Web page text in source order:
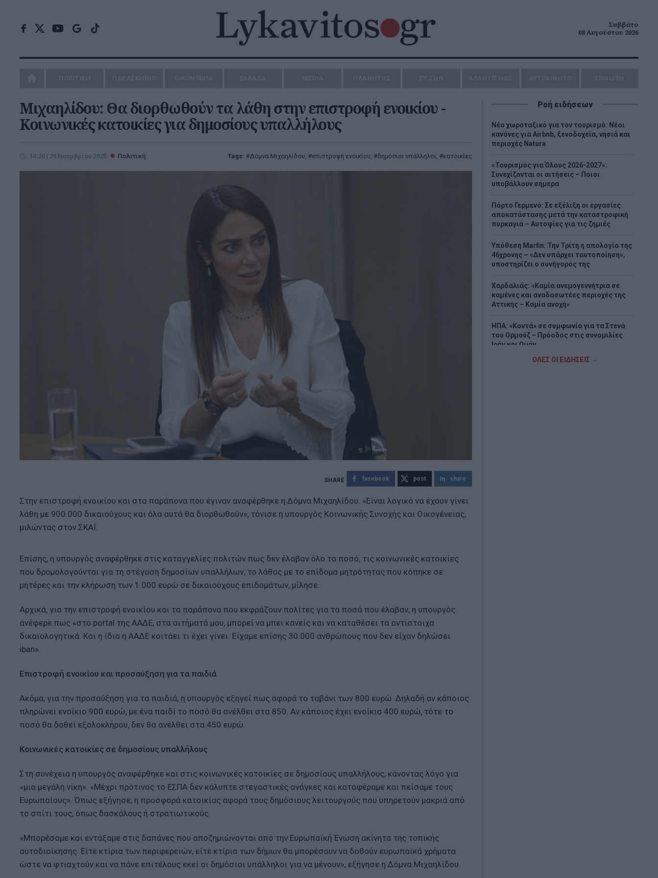
Σαββάτο
08 Αυγούστου 2026
Μιχαηλίδου: Θα διορθωθούν τα λάθη στην επιστροφή ενοικίου -
Κοινωνικές κατοικίες για δημοσίους υπαλλήλους
14:20 | 29 Νοεμβρίου 2025 Πολιτική Tags: Δόμνα Μιχαηλίδου, επιστροφή ενοικίου, δημόσιοι υπάλληλοι, κατοικίες
facebook post share
Στην επιστροφή ενοικίου και στα παράπονα που έγιναν αναφέρθηκε η Δόμνα Μιχαηλίδου. «Είναι λογικό να έχουν γίνει
λάθη με 900.000 δικαιούχους και όλα αυτά θα διορθωθούν», τόνισε η υπουργός Κοινωνικής Συνοχής και Οικογένειας,
μιλώντας στον ΣΚΑΪ.
Επίσης, η υπουργός αναφέρθηκε στις καταγγελίες πολιτών πως δεν έλαβαν όλο το ποσό, τις κοινωνικές κατοικίες
που δρομολογούνται για τη στέγαση δημοσίων υπαλλήλων, το λάθος με το επίδομα μητρότητας που κόπηκε σε
μητέρες και την κλήρωση των 1.000 ευρώ σε δικαιούχους επιδομάτων, μίλησε.
Αρχικά, για την επιστροφή ενοικίου και τα παράπονα που εκφράζουν πολίτες για τα ποσά που έλαβαν, η υπουργός
ανέφερε πως «στο portal της ΑΑΔΕ, στα αιτήματά μου, μπορεί να μπει κανείς και να καταθέσει τα αντίστοιχα
δικαιολογητικά. Και η ίδια η ΑΑΔΕ κοιτάει τι έχει γίνει. Είχαμε επίσης 30.000 ανθρώπους που δεν είχαν δηλώσει
iban».
Επιστροφή ενοικίου και προσαύξηση για τα παιδιά
Ακόμα, για την προσαύξηση για τα παιδιά, η υπουργός εξηγεί πως αφορά το ταβάνι των 800 ευρώ. Δηλαδή αν κάποιος
πληρώνει ενοίκιο 900 ευρώ, με ένα παιδί το ποσό θα ανέλθει στα 850. Αν κάποιος έχει ενοίκιο 400 ευρώ, τότε το
ποσό θα δοθεί εξολοκλήρου, δεν θα ανέλθει στα 450 ευρώ.
Κοινωνικές κατοικίες σε δημοσίους υπαλλήλους
Στη συνέχεια η υπουργός αναφέρθηκε και στις κοινωνικές κατοικίες σε δημοσίους υπαλλήλους, κάνοντας λόγο για
«μια μεγάλη νίκη». «Μέχρι πρότινος το ΕΣΠΑ δεν κάλυπτε στεγαστικές ανάγκες και καταφέραμε και πείσαμε τους
Ευρωπαίους». Όπως εξήγησε, η προσφορά κατοικίας αφορά τους δημόσιους λειτουργούς που υπηρετούν μακριά από
το σπίτι τους, όπως δασκάλους ή στρατιωτικούς.
«Μπορέσαμε και εντάξαμε στις δαπάνες που αποζημιώνονται από την Ευρωπαϊκή Ένωση ακίνητα της τοπικής
αυτοδιοίκησης. Είτε κτίρια των περιφερειών, είτε κτίρια των δήμων θα μπορέσουν να δοθούν ευρωπαϊκά χρήματα
ώστε να φτιαχτούν και να πάνε επιτέλους εκεί οι δημόσιοι υπάλληλοι για να μένουν», εξήγησε η Δόμνα Μιχαηλίδου.
Ροή ειδήσεων
Νέο χωροταξικό για τον τουρισμό: Νέοι
κανόνες για Airbnb, ξενοδοχεία, νησιά και
περιοχές Natura
«Τουρισμός για Όλους 2026-2027»:
Συνεχίζονται οι αιτήσεις – Ποιοι
υποβάλλουν σήμερα
Πόρτο Γερμενό: Σε εξέλιξη οι εργασίες
αποκατάστασης μετά την καταστροφική
πυρκαγιά – Αυτοψίες για τις ζημιές
Υπόθεση Marfin: Την Τρίτη η απολογία της
46χρονης – «Δεν υπάρχει ταυτοποίηση»,
υποστηρίζει ο συνήγορός της
Χαρδαλιάς: «Καμία ανεμογεννήτρια σε
καμένες και αναδασωτέες περιοχές της
Αττικής – Καμία ανοχή»
ΗΠΑ: «Κοντά» σε συμφωνία για τα Στενά
του Ορμούζ – Πρόοδος στις συνομιλίες
Ιράν και Ομάν
ΟΛΕΣ ΟΙ ΕΙΔΗΣΕΙΣ →